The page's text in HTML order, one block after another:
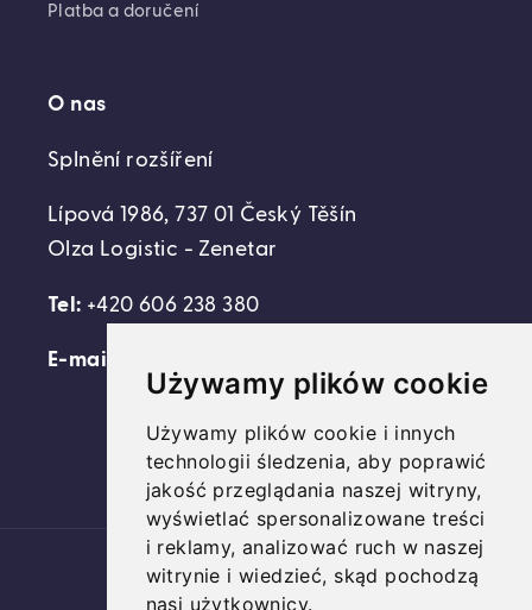
Używamy plików cookie
Używamy plików cookie i innych
technologii śledzenia, aby poprawić
jakość przeglądania naszej witryny,
wyświetlać spersonalizowane treści
i reklamy, analizować ruch w naszej
witrynie i wiedzieć, skąd pochodzą
nasi użytkownicy.
Platba a doručení
O nas
Splnění rozšíření
Lípová 1986, 737 01 Český Těšín
Olza Logistic - Zenetar
Tel: +420 606 238 380
E-mail:
FacebookInstagramYouTube
Platební
metody